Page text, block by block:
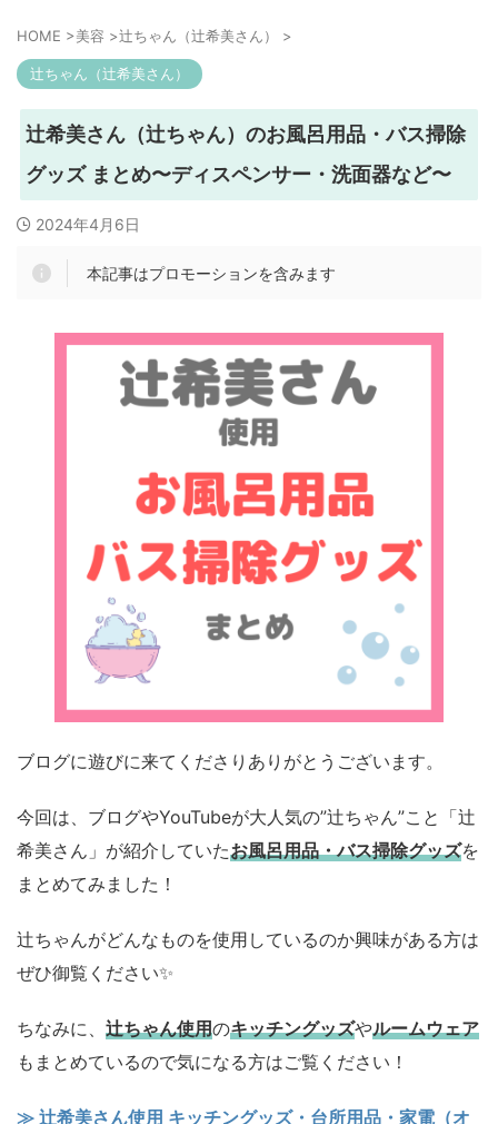
HOME >美容 >辻ちゃん（辻希美さん） >
辻ちゃん（辻希美さん）
辻希美さん（辻ちゃん）のお風呂用品・バス掃除
グッズ まとめ〜ディスペンサー・洗面器など〜
2024年4月6日
本記事はプロモーションを含みます
ブログに遊びに来てくださりありがとうございます。
今回は、ブログやYouTubeが大人気の”辻ちゃん”こと「辻
希美さん」が紹介していたお風呂用品・バス掃除グッズを
まとめてみました！
辻ちゃんがどんなものを使用しているのか興味がある方は
ぜひ御覧ください✨
ちなみに、 辻ちゃん使用のキッチングッズやルームウェア
もまとめているので気になる方はご覧ください！
≫ 辻希美さん使用 キッチングッズ・台所用品・家電（オ